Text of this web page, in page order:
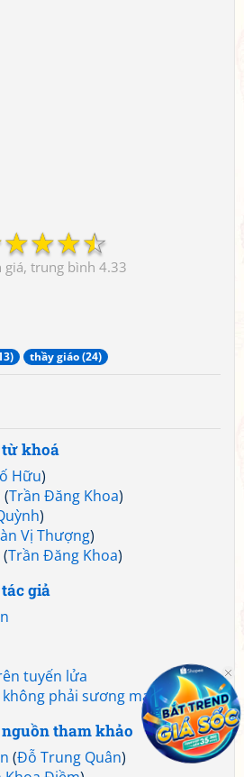
☆
☆
☆
☆
4.33
thầy giáo (24)
khoá
Hữu)
(Trần Đăng Khoa)
)
Vị Thượng)
(Trần Đăng Khoa)
giả
tuyến lửa
phải sương mai
tham khảo
(Đỗ Trung Quân)